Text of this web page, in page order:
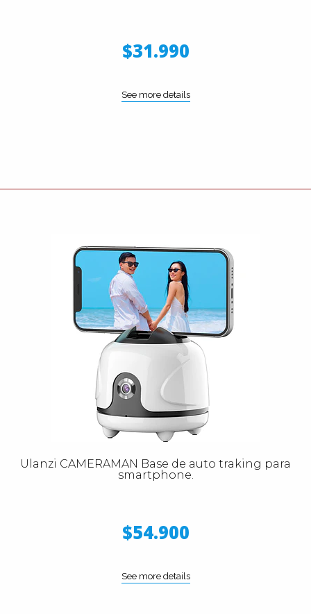
$31.990
See more details
Ulanzi CAMERAMAN Base de auto traking para
smartphone.
$54.900
See more details